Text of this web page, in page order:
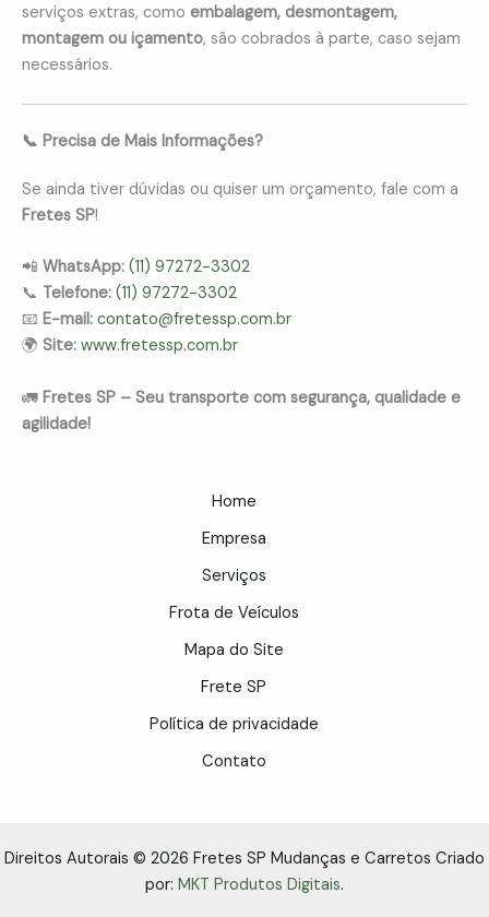
serviços extras, como embalagem, desmontagem,
montagem ou içamento, são cobrados à parte, caso sejam
necessários.
📞 Precisa de Mais Informações?
Se ainda tiver dúvidas ou quiser um orçamento, fale com a
Fretes SP!
📲 WhatsApp: (11) 97272-3302
📞 Telefone: (11) 97272-3302
📧 E-mail: contato@fretessp.com.br
🌍 Site: www.fretessp.com.br
🚛 Fretes SP – Seu transporte com segurança, qualidade e
agilidade!
Home
Empresa
Serviços
Frota de Veículos
Mapa do Site
Frete SP
Política de privacidade
Contato
Direitos Autorais © 2026 Fretes SP Mudanças e Carretos Criado
por: MKT Produtos Digitais.